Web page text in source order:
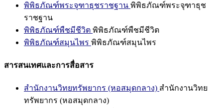
พิพิธภัณฑ์พระจุฑาธุชราชฐาน พิพิธภัณฑ์พระจุฑาธุช
ราชฐาน
พิพิธภัณฑ์พืชมีชีวิต พิพิธภัณฑ์พืชมีชีวิต
พิพิธภัณฑ์สมุนไพร พิพิธภัณฑ์สมุนไพร
สารสนเทศและการสื่อสาร
สำนักงานวิทยทรัพยากร (หอสมุดกลาง) สำนักงานวิทย
ทรัพยากร (หอสมุดกลาง)